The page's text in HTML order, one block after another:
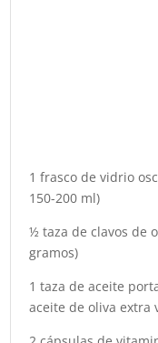
1 frasco de vidrio
150-200 ml)
½ taza de clavos de
gramos)
1 taza de aceite
aceite de oliva extra